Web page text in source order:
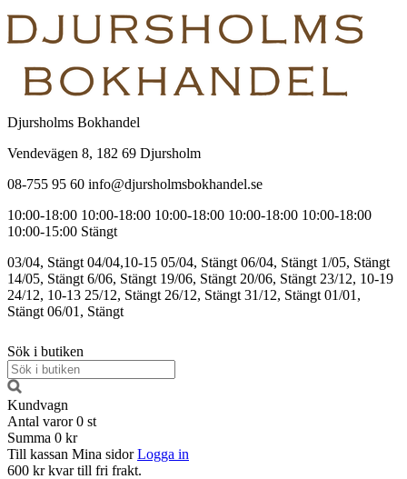
Djursholms Bokhandel
Vendevägen 8, 182 69 Djursholm
08-755 95 60 info@djursholmsbokhandel.se
10:00-18:00 10:00-18:00 10:00-18:00 10:00-18:00 10:00-18:00
10:00-15:00 Stängt
03/04, Stängt 04/04,10-15 05/04, Stängt 06/04, Stängt 1/05, Stängt
14/05, Stängt 6/06, Stängt 19/06, Stängt 20/06, Stängt 23/12, 10-19
24/12, 10-13 25/12, Stängt 26/12, Stängt 31/12, Stängt 01/01,
Stängt 06/01, Stängt
Sök i butiken
Kundvagn
Antal varor 0 st
Summa 0 kr
Till kassan Mina sidor Logga in
600 kr kvar till fri frakt.